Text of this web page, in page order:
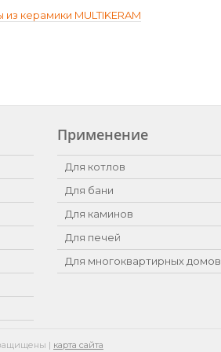
керамики MULTIKERAM
Применение
Для котлов
Для бани
Для каминов
Для печей
Для многоквартирных домов
защищены | карта сайта